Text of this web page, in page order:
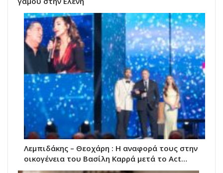
Λεμπιδάκης – Θεοχάρη : Η αναφορά τους στην
οικογένεια του Βασίλη Καρρά μετά το Act…